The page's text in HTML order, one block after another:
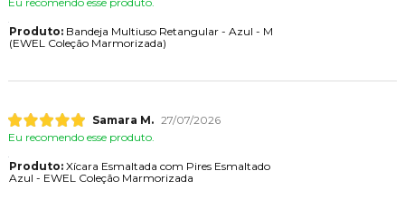
Produto:Bandeja Multiuso Retangular - Azul - M
(EWEL Coleção Marmorizada)
Samara M. 27/07/2026
Eu recomendo esse produto.
Produto:Xícara Esmaltada com Pires Esmaltado
Azul - EWEL Coleção Marmorizada